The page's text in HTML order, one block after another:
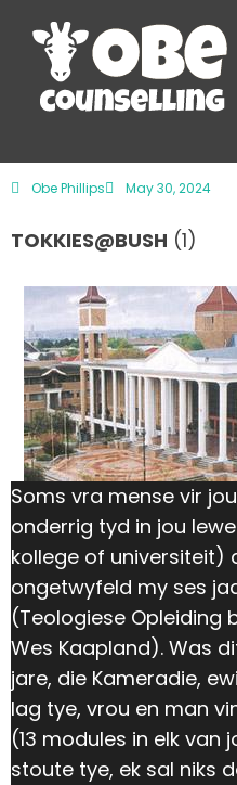
Obe Phillips May 30, 2024
TOKKIES@BUSH (1)
Soms vra mense vir
onderrig tyd in jou
kollege of universiteit)
ongetwyfeld my ses
(Teologiese Opleiding
Wes Kaapland). Was
jare, die Kameradie,
lag tye, vrou en man
(13 modules in elk van
stoute tye, ek sal niks